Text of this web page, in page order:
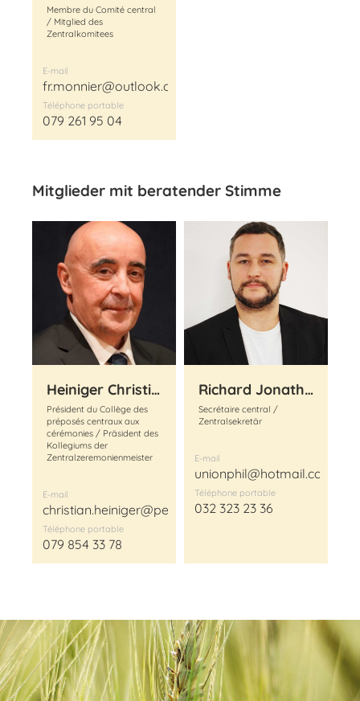
Membre du Comité central
/ Mitglied des
Zentralkomitees
E-mail
fr.monnier@outlook.com
Téléphone portable
079 261 95 04
Mitglieder mit beratender Stimme
Heiniger Christian
Président du Collège des
préposés centraux aux
cérémonies / Präsident des
Kollegiums der
Zentralzeremonienmeister
E-mail
christian.heiniger@penitencier.ch
Téléphone portable
079 854 33 78
Richard Jonathan
Secrétaire central /
Zentralsekretär
E-mail
unionphil@hotmail.com
Téléphone portable
032 323 23 36